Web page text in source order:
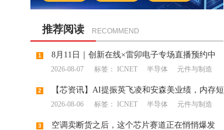
推荐阅读 RECOMMEND
1 8月11日｜创新在线×雷卯电子专场直播预约中
2026-08-07 标签： ICNET 半导体 元件与制造
2
【芯资讯】AI提振英飞凌和安森美业绩，内存短
缺预期延续至明年
2026-08-06 标签： ICNET 半导体 元件与制造
3 空调卖断货之后，这个芯片赛道正在悄悄爆发